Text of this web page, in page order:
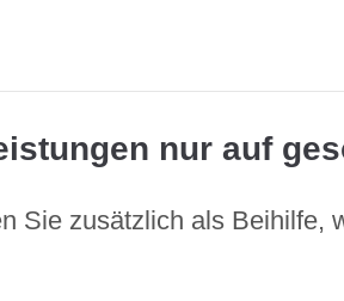
nur auf
Sie zusätzlich als Beihilfe,